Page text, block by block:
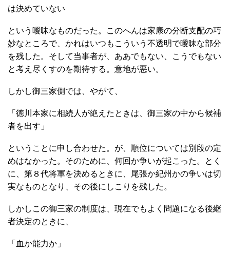
は決めていない
という曖昧なものだった。このへんは家康の分断支配の巧
妙なところで、かれはいつもこういう不透明で曖昧な部分
を残した。そして当事者が、ああでもない、こうでもない
と考え尽くすのを期待する。意地が悪い。
しかし御三家側では、やがて、
「徳川本家に相続人が絶えたときは、御三家の中から候補
者を出す」
ということに申し合わせた。が、順位については別段の定
めはなかった。そのために、何回か争いが起こった。とく
に、第８代将軍を決めるときに、尾張か紀州かの争いは切
実なものとなり、その後にしこりを残した。
しかしこの御三家の制度は、現在でもよく問題になる後継
者決定のときに、
「血か能力か」